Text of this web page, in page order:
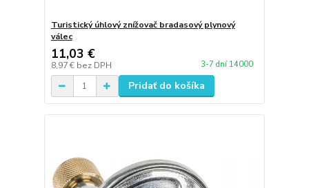
Turistický úhlový znížovač bradasový plynový
válec
11,03 €
8,97 € bez DPH 3-7 dní 14000
Pridať do košíka